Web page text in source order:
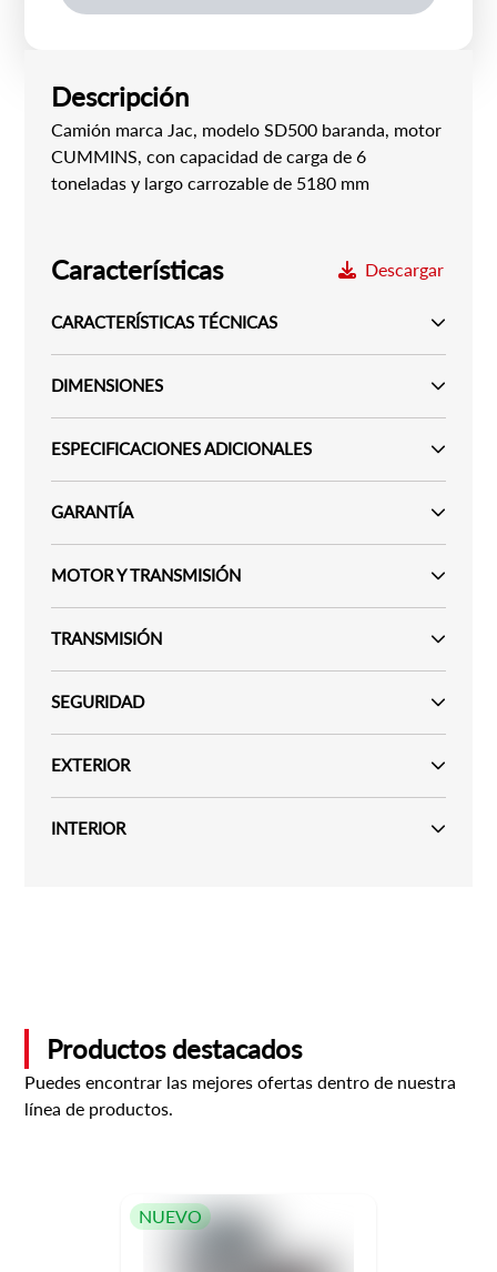
Descripción
Camión marca Jac, modelo SD500 baranda, motor
CUMMINS, con capacidad de carga de 6
toneladas y largo carrozable de 5180 mm
Características Descargar
CARACTERÍSTICAS TÉCNICAS
DIMENSIONES
ESPECIFICACIONES ADICIONALES
GARANTÍA
MOTOR Y TRANSMISIÓN
TRANSMISIÓN
SEGURIDAD
EXTERIOR
INTERIOR
Productos destacados
Puedes encontrar las mejores ofertas dentro de nuestra
línea de productos.
NUEVO